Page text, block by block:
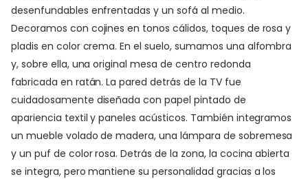
desenfundables enfrentadas y un sofá al medio.
Decoramos con cojines en tonos cálidos, toques de rosa y
pladis en color crema. En el suelo, sumamos una alfombra
y, sobre ella, una original mesa de centro redonda
fabricada en ratán. La pared detrás de la TV fue
cuidadosamente diseñada con papel pintado de
apariencia textil y paneles acústicos. También integramos
un mueble volado de madera, una lámpara de sobremesa
y un puf de color rosa. Detrás de la zona, la cocina abierta
se integra, pero mantiene su personalidad gracias a los